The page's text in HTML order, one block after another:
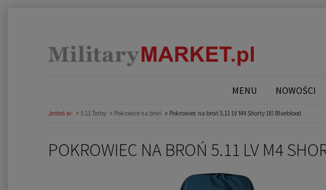
MENU NOWOŚCI
Jesteś w: » 5.11 Torby » Pokrowce na broń » Pokrowiec na broń 5.11 LV M4 Shorty 18l Blueblood
POKROWIEC NA BROŃ 5.11 LV M4